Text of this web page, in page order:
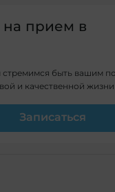
на прием в
стремимся быть вашим
и качественной жизни
Записаться